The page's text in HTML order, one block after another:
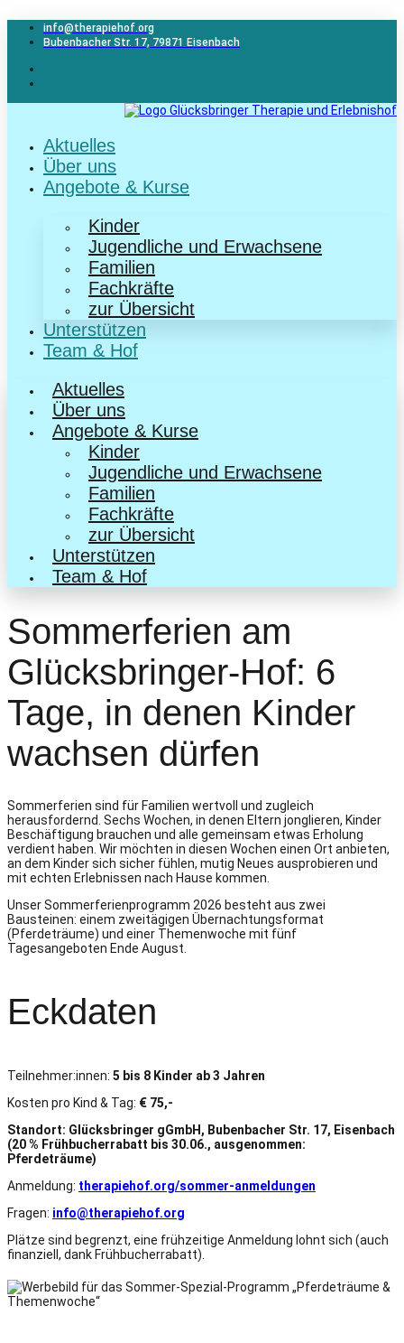
Inhalt
wechseln
info@therapiehof.org
Bubenbacher Str. 17, 79871 Eisenbach
Aktuelles
Über uns
Angebote & Kurse
Kinder
Jugendliche und Erwachsene
Familien
Fachkräfte
zur Übersicht
Unterstützen
Team & Hof
Aktuelles
Über uns
Angebote & Kurse
Kinder
Jugendliche und Erwachsene
Familien
Fachkräfte
zur Übersicht
Unterstützen
Team & Hof
Sommerferien am
Glücksbringer-Hof: 6
Tage, in denen Kinder
wachsen dürfen
Sommerferien sind für Familien wertvoll und zugleich
herausfordernd. Sechs Wochen, in denen Eltern jonglieren, Kinder
Beschäftigung brauchen und alle gemeinsam etwas Erholung
verdient haben. Wir möchten in diesen Wochen einen Ort anbieten,
an dem Kinder sich sicher fühlen, mutig Neues ausprobieren und
mit echten Erlebnissen nach Hause kommen.
Unser Sommerferienprogramm 2026 besteht aus zwei
Bausteinen: einem zweitägigen Übernachtungsformat
(Pferdeträume) und einer Themenwoche mit fünf
Tagesangeboten Ende August.
Eckdaten
Teilnehmer:innen: 5 bis 8 Kinder ab 3 Jahren
Kosten pro Kind & Tag: € 75,-
Standort: Glücksbringer gGmbH, Bubenbacher Str. 17, Eisenbach
(20 % Frühbucherrabatt bis 30.06., ausgenommen:
Pferdeträume)
Anmeldung: therapiehof.org/sommer-anmeldungen
Fragen: info@therapiehof.org
Plätze sind begrenzt, eine frühzeitige Anmeldung lohnt sich (auch
finanziell, dank Frühbucherrabatt).